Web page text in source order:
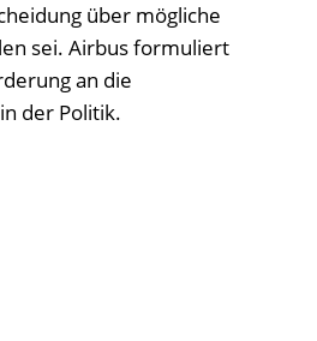
über mögliche
sei. Airbus formuliert
an die
der Politik.